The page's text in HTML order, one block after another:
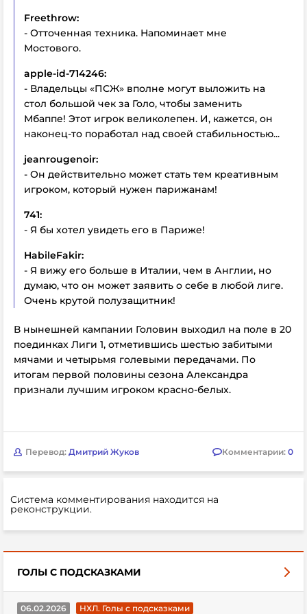
Freethrow:
- Отточенная техника. Напоминает мне
Мостового.
apple-id-714246:
- Владельцы «ПСЖ» вполне могут выложить на
стол большой чек за Голо, чтобы заменить
Мбаппе! Этот игрок великолепен. И, кажется, он
наконец-то поработал над своей стабильностью...
jeanrougenoir:
- Он действительно может стать тем креативным
игроком, который нужен парижанам!
741:
- Я бы хотел увидеть его в Париже!
HabileFakir:
- Я вижу его больше в Италии, чем в Англии, но
думаю, что он может заявить о себе в любой лиге.
Очень крутой полузащитник!
В нынешней кампании Головин выходил на поле в 20
поединках Лиги 1, отметившись шестью забитыми
мячами и четырьмя голевыми передачами. По
итогам первой половины сезона Александра
признали лучшим игроком красно-белых.
Перевод: Дмитрий Жуков Комментарии: 0
Система комментирования находится на
реконструкции.
ГОЛЫ С ПОДСКАЗКАМИ
06.02.2026
НХЛ. Голы с подсказками